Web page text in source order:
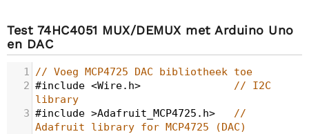
Test 74HC4051 MUX/DEMUX met Arduino Uno
en DAC
1 // Voeg MCP4725 DAC bibliotheek toe
2 #include <Wire. h>
// I2C
library
3 #include >Adafruit_MCP4725 . h>
//
Adafruit library for MCP4725 (DAC)